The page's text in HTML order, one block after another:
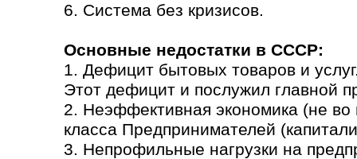
6. Система без кризисов.
Основные недостатки в СССР:
1. Дефицит бытовых товаров и
Этот дефицит и послужил главной
2. Неэффективная экономика (не во
класса Предпринимателей
3. Непрофильные нагрузки на